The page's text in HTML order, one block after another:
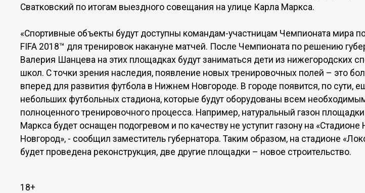
Сватковский по итогам выездного совещания на улице Карла Маркса.
«Спортивные объекты будут доступны командам-участницам Чемпионата мира
FIFA 2018™ для тренировок накануне матчей. После Чемпионата по решению
Валерия Шанцева на этих площадках будут заниматься дети из нижегородских
школ. С точки зрения наследия, появление новых тренировочных полей – это
вперед для развития футбола в Нижнем Новгороде. В городе появится, по сути,
небольших футбольных стадиона, которые будут оборудованы всем
полноценного тренировочного процесса. Например, натуральный газон
Маркса будет оснащен подогревом и по качеству не уступит газону на
Новгород», - сообщил заместитель губернатора. Таким образом, на стадионе
будет проведена реконструкция, две другие площадки – новое строительство.
18+